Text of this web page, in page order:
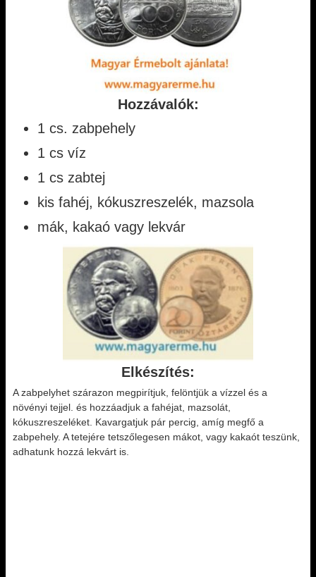
Hozzávalók:
1 cs. zabpehely
1 cs víz
1 cs zabtej
kis fahéj, kókuszreszelék, mazsola
mák, kakaó vagy lekvár
Elkészítés:
A zabpelyhet szárazon megpirítjuk, felöntjük a vízzel és a
növényi tejjel. és hozzáadjuk a fahéjat, mazsolát,
kókuszreszeléket. Kavargatjuk pár percig, amíg megfő a
zabpehely. A tetejére tetszőlegesen mákot, vagy kakaót teszünk,
adhatunk hozzá lekvárt is.